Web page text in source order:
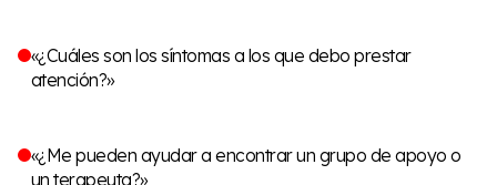
«¿Cuáles son los síntomas a los que debo prestar
atención?»
«¿Me pueden ayudar a encontrar un grupo de apoyo o
un terapeuta?»